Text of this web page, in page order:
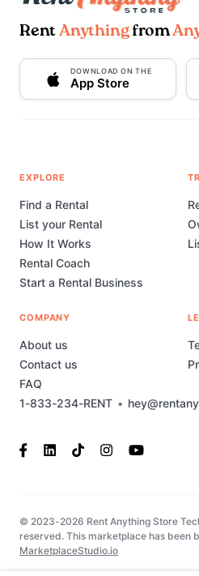
Rent Anythingfrom
DOWNLOAD ON THE
App Store
1-833-234-RENT •
EXPLORE
Find a Rental
List your Rental
How It Works
Rental Coach
Start a Rental Business
COMPANY
About us
Contact us
FAQ
© 2023-2026 Rent Anything Store
reserved. This marketplace has been
MarketplaceStudio.io